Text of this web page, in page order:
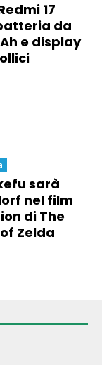
17
da
e display
sarà
nel film
di The
Zelda